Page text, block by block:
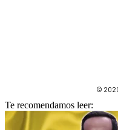
©
Te recomendamos leer: